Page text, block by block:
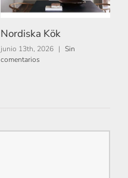
Nordiska Kök
junio 13th, 2026 | Sin
comentarios